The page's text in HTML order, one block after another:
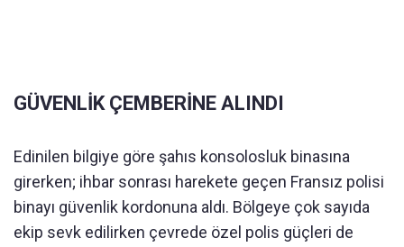
GÜVENLİK ÇEMBERİNE ALINDI
Edinilen bilgiye göre şahıs konsolosluk binasına
girerken; ihbar sonrası harekete geçen Fransız polisi
binayı güvenlik kordonuna aldı. Bölgeye çok sayıda
ekip sevk edilirken çevrede özel polis güçleri de